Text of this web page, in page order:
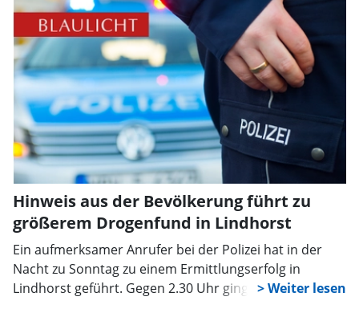
Hinweis aus der Bevölkerung führt zu
größerem Drogenfund in Lindhorst
Ein aufmerksamer Anrufer bei der Polizei hat in der
Nacht zu Sonntag zu einem Ermittlungserfolg in
Lindhorst geführt. Gegen 2.30 Uhr gingen bei den